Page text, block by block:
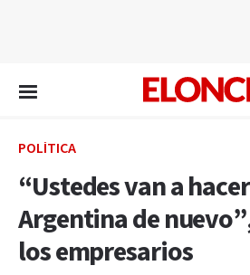
POLÍTICA
“Ustedes van a
Argentina de
los empresarios